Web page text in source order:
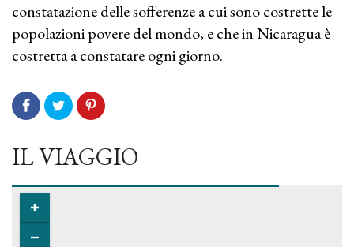
constatazione delle sofferenze a cui sono costrette le
popolazioni povere del mondo, e che in Nicaragua è
costretta a constatare ogni giorno.
IL VIAGGIO